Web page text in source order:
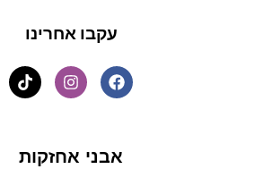
עקבו אחרינו
אבני אחזקות